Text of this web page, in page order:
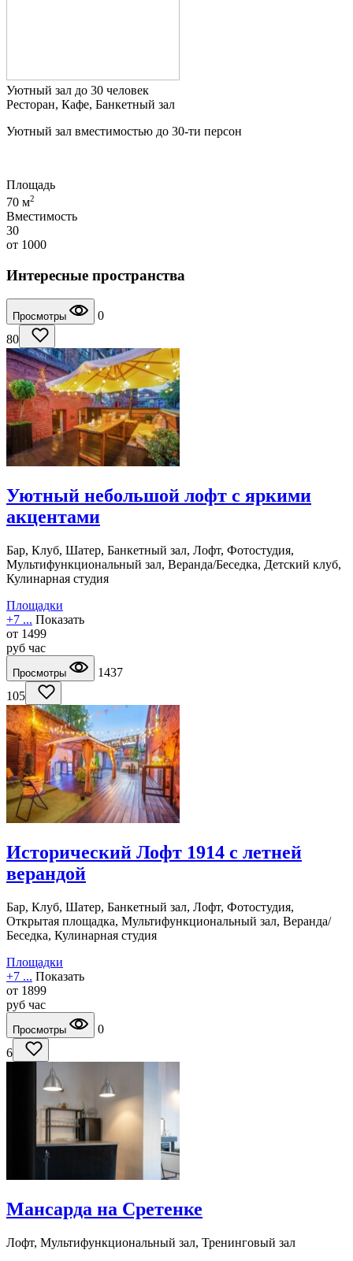
Уютный зал до 30 человек
Ресторан, Кафе, Банкетный зал
Уютный зал вместимостью до 30-ти персон
Площадь
70 м2
Вместимость
30
от 1000
Интересные пространства
Просмотры
0
80
Уютный небольшой лофт с яркими
акцентами
Бар, Клуб, Шатер, Банкетный зал, Лофт, Фотостудия,
Мультифункциональный зал, Веранда/Беседка, Детский клуб,
Кулинарная студия
Площадки
+7 ... Показать
от 1499
руб час
Просмотры
1437
105
Исторический Лофт 1914 с летней
верандой
Бар, Клуб, Шатер, Банкетный зал, Лофт, Фотостудия,
Открытая площадка, Мультифункциональный зал, Веранда/
Беседка, Кулинарная студия
Площадки
+7 ... Показать
от 1899
руб час
Просмотры
0
6
Мансарда на Сретенке
Лофт, Мультифункциональный зал, Тренинговый зал